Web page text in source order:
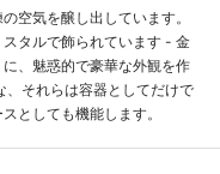
空気を醸し出しています。
タルで飾られています - 金
、魅惑的で豪華な外観を作
、それらは容器としてだけで
としても機能します。